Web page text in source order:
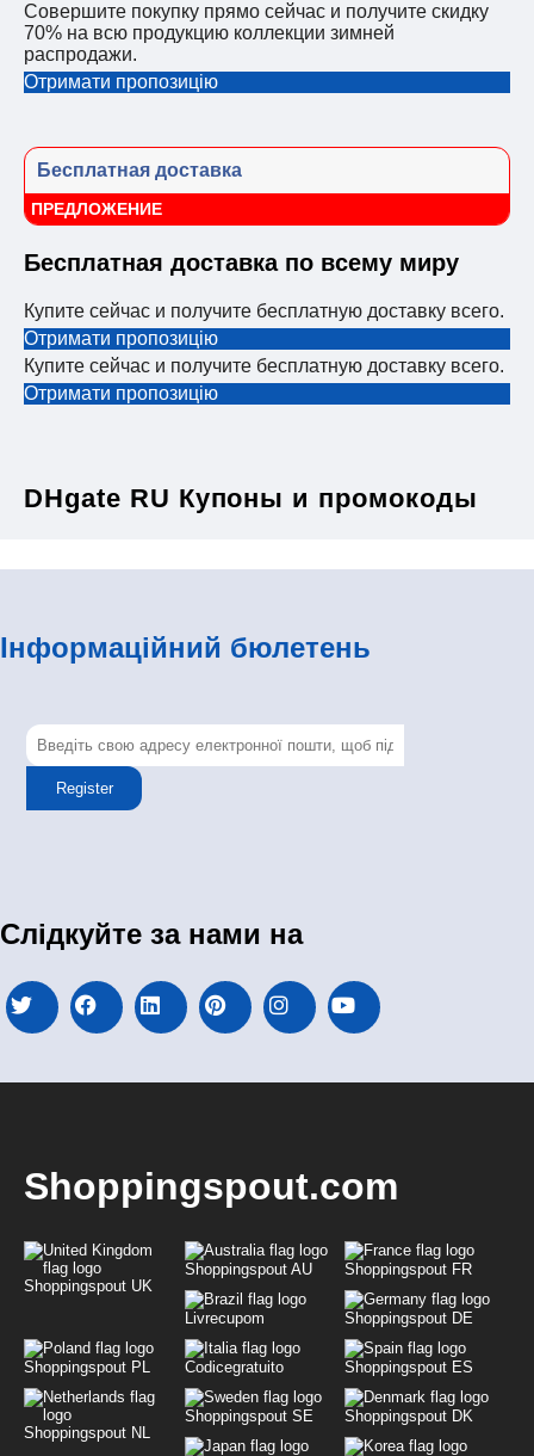
Совершите покупку прямо сейчас и получите скидку
70% на всю продукцию коллекции зимней
распродажи.
Отримати пропозицію
Бесплатная доставка
ПРЕДЛОЖЕНИЕ
Бесплатная доставка по всему миру
Купите сейчас и получите бесплатную доставку всего.
Отримати пропозицію
Купите сейчас и получите бесплатную доставку всего.
Отримати пропозицію
DHgate RU Купоны и промокоды
Інформаційний бюлетень
Register
Слідкуйте за нами на
Shoppingspout.com
Shoppingspout UK
Shoppingspout AU Shoppingspout FR
Livrecupom Shoppingspout DE
Shoppingspout PL Codicegratuito Shoppingspout ES
Shoppingspout NL
Shoppingspout SE Shoppingspout DK